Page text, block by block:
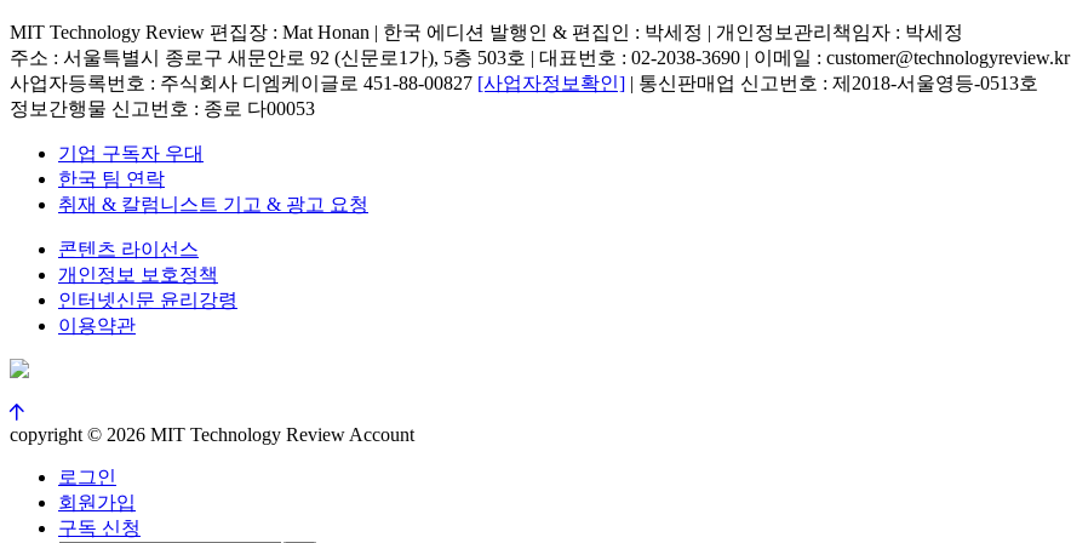
MIT Technology Review 편집장 : Mat Honan | 한국 에디션 발행인 & 편집인 : 박세정 | 개인정보관리책임자 : 박세정
주소 : 서울특별시 종로구 새문안로 92 (신문로1가), 5층 503호 | 대표번호 : 02-2038-3690 | 이메일 : customer@technologyreview.kr
사업자등록번호 : 주식회사 디엠케이글로 451-88-00827 [사업자정보확인] | 통신판매업 신고번호 : 제2018-서울영등-0513호
정보간행물 신고번호 : 종로 다00053
기업 구독자 우대
한국 팀 연락
취재 & 칼럼니스트 기고 & 광고 요청
콘텐츠 라이선스
개인정보 보호정책
인터넷신문 윤리강령
이용약관
copyright © 2026 MIT Technology Review Account
로그인
회원가입
구독 신청